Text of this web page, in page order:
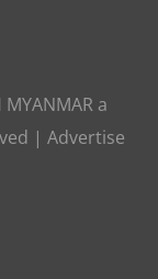
MYANMAR a
| Advertise